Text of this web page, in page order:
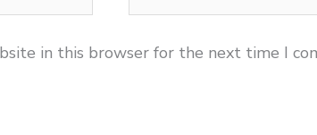
in this browser for the next time I